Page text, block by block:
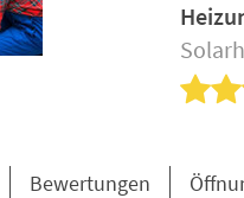
Bewertungen